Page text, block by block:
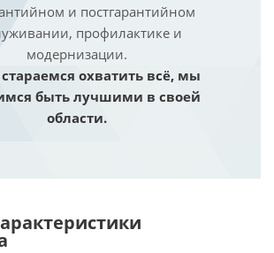
и постгарантийном
профилактике и
модернизации.
охватить всё, мы
быть лучшими в своей
области.